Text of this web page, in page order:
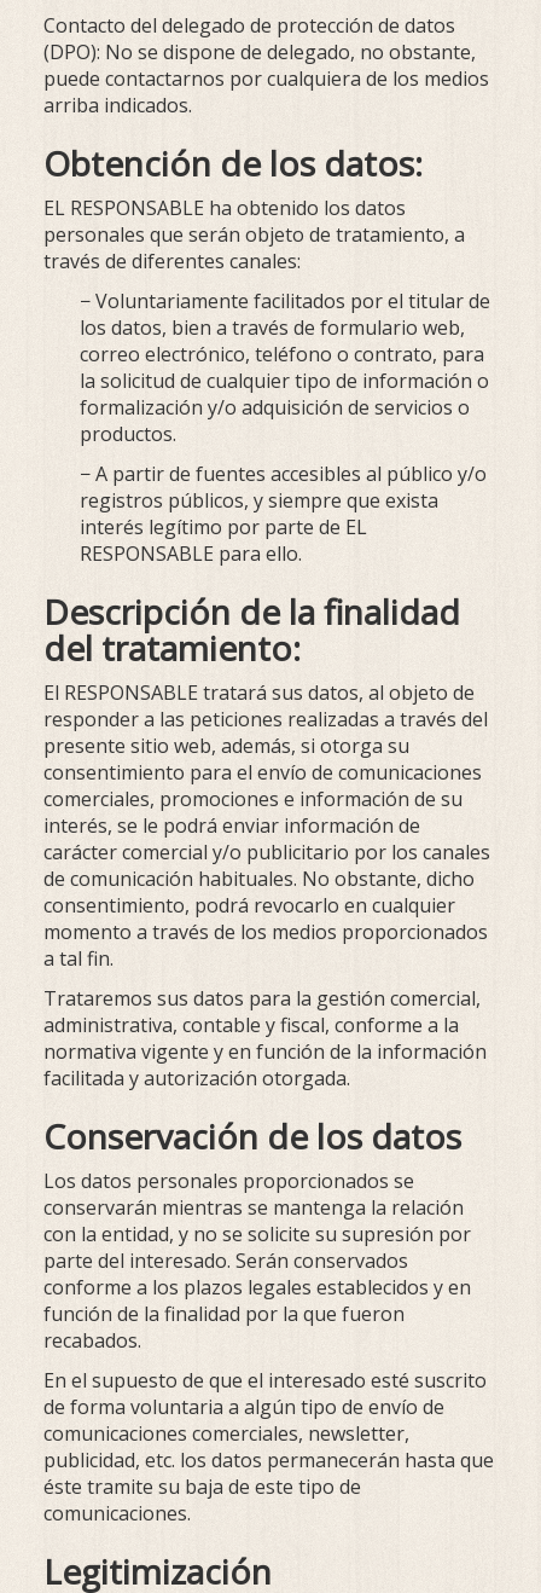
Contacto del delegado de protección de datos
(DPO): No se dispone de delegado, no obstante,
puede contactarnos por cualquiera de los medios
arriba indicados.
Obtención de los datos:
EL RESPONSABLE ha obtenido los datos
personales que serán objeto de tratamiento, a
través de diferentes canales:
− Voluntariamente facilitados por el titular de
los datos, bien a través de formulario web,
correo electrónico, teléfono o contrato, para
la solicitud de cualquier tipo de información o
formalización y/o adquisición de servicios o
productos.
− A partir de fuentes accesibles al público y/o
registros públicos, y siempre que exista
interés legítimo por parte de EL
RESPONSABLE para ello.
Descripción de la finalidad
del tratamiento:
El RESPONSABLE tratará sus datos, al objeto de
responder a las peticiones realizadas a través del
presente sitio web, además, si otorga su
consentimiento para el envío de comunicaciones
comerciales, promociones e información de su
interés, se le podrá enviar información de
carácter comercial y/o publicitario por los canales
de comunicación habituales. No obstante, dicho
consentimiento, podrá revocarlo en cualquier
momento a través de los medios proporcionados
a tal fin.
Trataremos sus datos para la gestión comercial,
administrativa, contable y fiscal, conforme a la
normativa vigente y en función de la información
facilitada y autorización otorgada.
Conservación de los datos
Los datos personales proporcionados se
conservarán mientras se mantenga la relación
con la entidad, y no se solicite su supresión por
parte del interesado. Serán conservados
conforme a los plazos legales establecidos y en
función de la finalidad por la que fueron
recabados.
En el supuesto de que el interesado esté suscrito
de forma voluntaria a algún tipo de envío de
comunicaciones comerciales, newsletter,
publicidad, etc. los datos permanecerán hasta que
éste tramite su baja de este tipo de
comunicaciones.
Legitimización